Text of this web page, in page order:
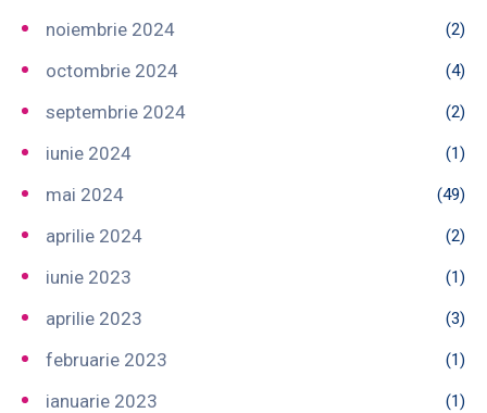
noiembrie 2024 (2)
octombrie 2024 (4)
septembrie 2024 (2)
iunie 2024 (1)
mai 2024 (49)
aprilie 2024 (2)
iunie 2023 (1)
aprilie 2023 (3)
februarie 2023 (1)
ianuarie 2023 (1)